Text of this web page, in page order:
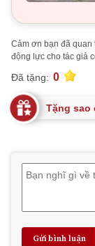
Cảm ơn bạn đã quan
động lực cho tác giả
Đã tặng: 0
Tặng sao
Gửi bình luận